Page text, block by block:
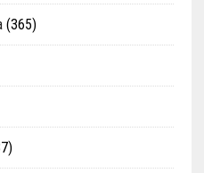
(365)